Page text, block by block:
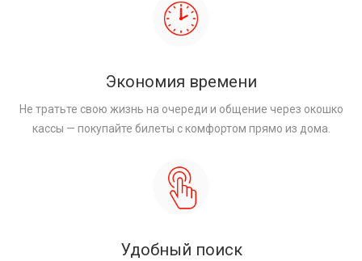
Экономия времени
Не тратьте свою жизнь на очереди и общение через окошко
кассы — покупайте билеты с комфортом прямо из дома.
Удобный поиск